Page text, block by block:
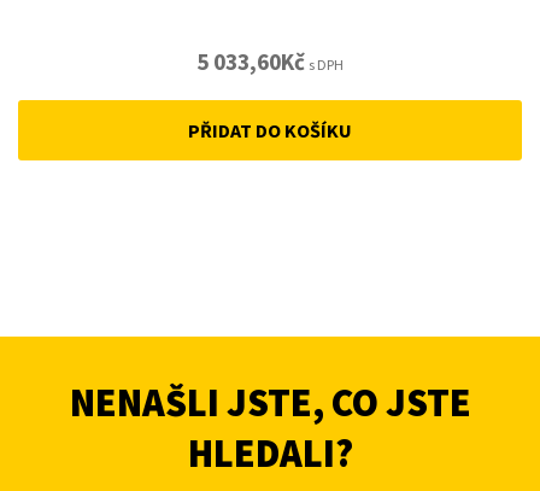
5 033,60Kč s DPH
PŘIDAT DO KOŠÍKU
NENAŠLI JSTE, CO JSTE
HLEDALI?